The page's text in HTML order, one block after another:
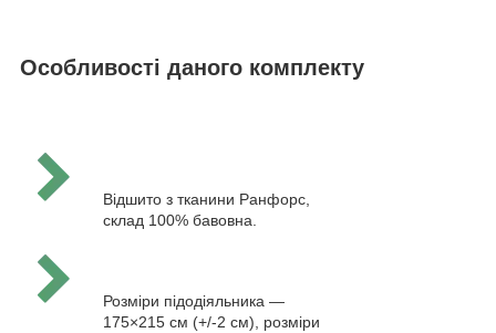
Особливості даного комплекту
Відшито з тканини Ранфорс,
склад 100% бавовна.
Розміри підодіяльника —
175×215 см (+/-2 см), розміри